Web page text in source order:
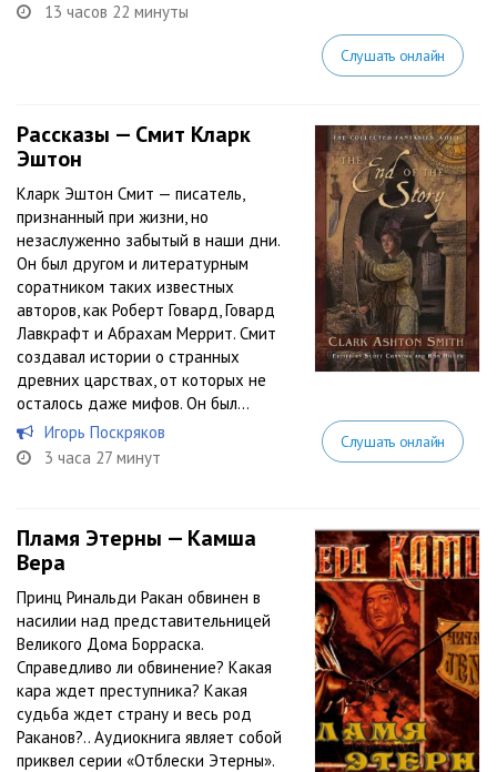
13 часов 22 минуты
Слушать онлайн
Рассказы — Смит Кларк
Эштон
Кларк Эштон Смит — писатель,
признанный при жизни, но
незаслуженно забытый в наши дни.
Он был другом и литературным
соратником таких известных
авторов, как Роберт Говард, Говард
Лавкрафт и Абрахам Меррит. Смит
создавал истории о странных
древних царствах, от которых не
осталось даже мифов. Он был...
Игорь Поскряков
3 часа 27 минут
Слушать онлайн
Пламя Этерны — Камша
Вера
Принц Ринальди Ракан обвинен в
насилии над представительницей
Великого Дома Борраска.
Справедливо ли обвинение? Какая
кара ждет преступника? Какая
судьба ждет страну и весь род
Раканов?.. Аудиокнига являет собой
приквел серии «Отблески Этерны».